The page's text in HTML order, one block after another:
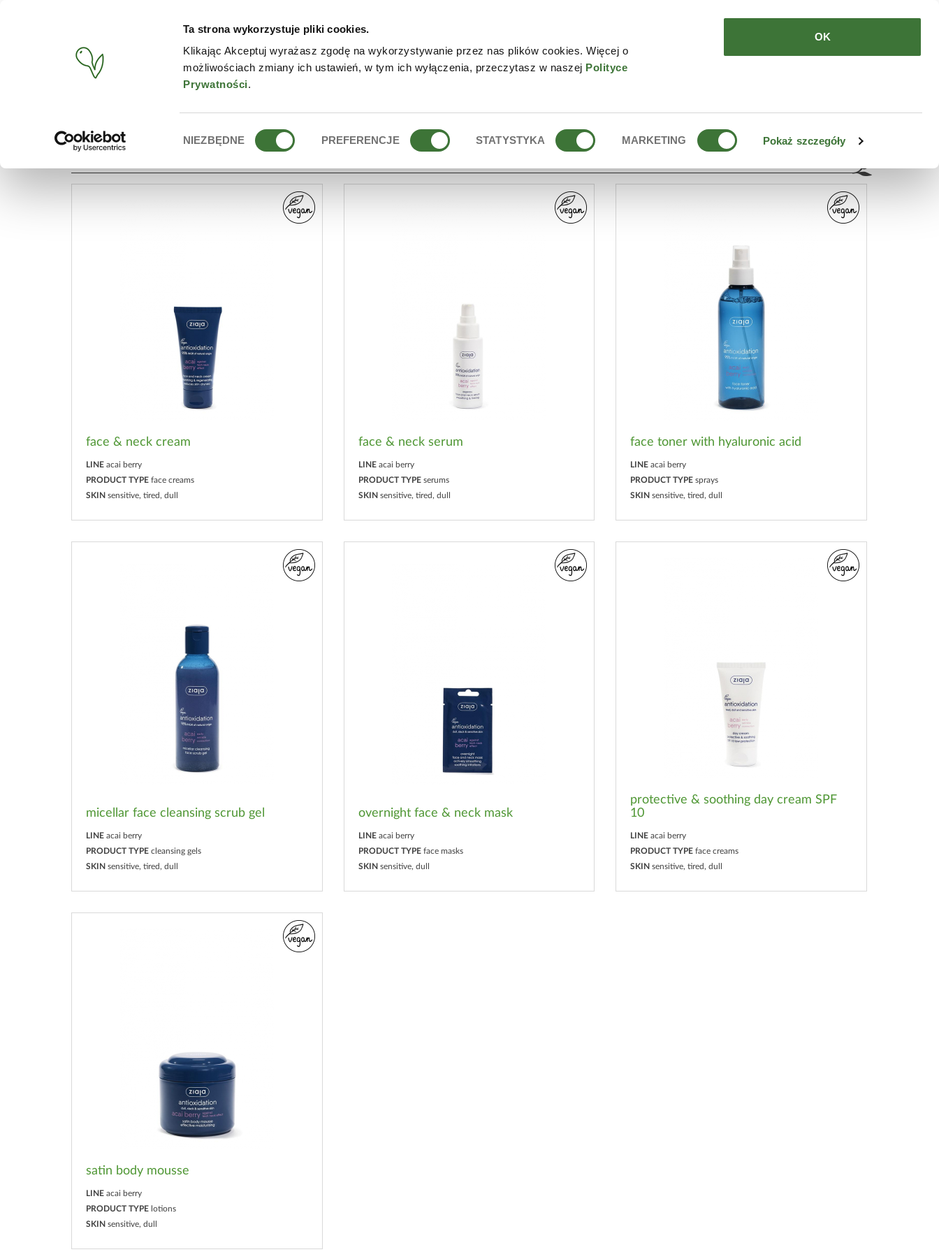
Ta strona wykorzystuje pliki cookies.
Klikając Akceptuj wyrażasz zgodę na wykorzystywanie przez nas plików cookies. Więcej o
możliwościach zmiany ich ustawień, w tym ich wyłączenia, przeczytasz w naszej Polityce
Prywatności.
zgody
NIEZBĘDNE PREFERENCJE STATYSTYKA MARKETING Pokaż szczegóły
OK
PRODUCTS CONTACT
START ACAI BERRY
LINES: ACAI BERRY
face & neck cream
LINE acai berry
PRODUCT TYPE face creams
SKIN sensitive, tired, dull
face & neck serum
LINE acai berry
PRODUCT TYPE serums
SKIN sensitive, tired, dull
face toner with hyaluronic acid
LINE acai berry
PRODUCT TYPE sprays
SKIN sensitive, tired, dull
micellar face cleansing scrub gel
LINE acai berry
PRODUCT TYPE cleansing gels
SKIN sensitive, tired, dull
overnight face & neck mask
LINE acai berry
PRODUCT TYPE face masks
SKIN sensitive, dull
protective & soothing day cream SPF
10
LINE acai berry
PRODUCT TYPE face creams
SKIN sensitive, tired, dull
satin body mousse
LINE acai berry
PRODUCT TYPE lotions
SKIN sensitive, dull